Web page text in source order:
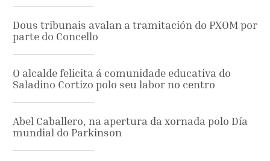
Dous tribunais avalan a tramitación do PXOM por
parte do Concello
O alcalde felicita á comunidade educativa do
Saladino Cortizo polo seu labor no centro
Abel Caballero, na apertura da xornada polo Día
mundial do Parkinson